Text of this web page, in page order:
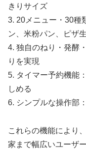
きりサイズ
3. 20メニュー・30種
ン、米粉パン、ピザ
4. 独自のねり・発酵
りを実現
5. タイマー予約機能
しめる
6. シンプルな操作部
これらの機能により
家まで幅広いユーザ